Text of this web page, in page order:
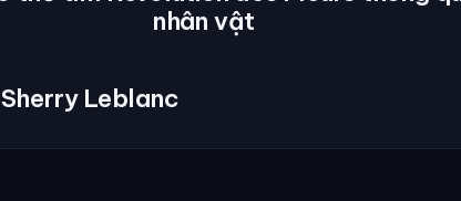
nhân vật
Sherry Leblanc